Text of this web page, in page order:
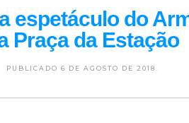
espetáculo do
Praça da Estação
PUBLICADO 6 DE AGOSTO DE 2018.